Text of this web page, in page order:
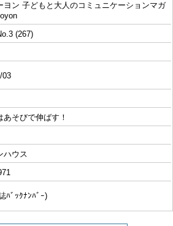
ヨン 子どもと大人のコミュニケーションマガ
(267)
03
あそびで伸ばす！
ハウス
ﾊﾞｯｸﾅﾝﾊﾞｰ)